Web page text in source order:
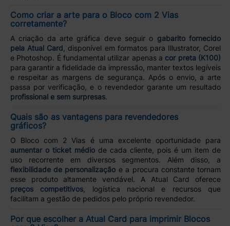
Como criar a arte para o Bloco com 2 Vias
corretamente?
A criação da arte gráfica deve seguir o gabarito fornecido
pela Atual Card , disponível em formatos para Illustrator, Corel
e Photoshop. É fundamental utilizar apenas a cor preta (K100)
para garantir a fidelidade da impressão, manter textos legíveis
e respeitar as margens de segurança. Após o envio, a arte
passa por verificação, e o revendedor garante um resultado
profissional e sem surpresas.
Quais são as vantagens para revendedores
gráficos?
O Bloco com 2 Vias é uma excelente oportunidade para
aumentar o ticket médiode cada cliente, pois é um item de
uso recorrente em diversos segmentos. Além disso, a
flexibilidade de personalização e a procura constante tornam
esse produto altamente vendável. A Atual Card oferece
preços competitivos , logística nacional e recursos que
facilitam a gestão de pedidos pelo próprio revendedor.
Por que escolher a Atual Card para imprimir Blocos